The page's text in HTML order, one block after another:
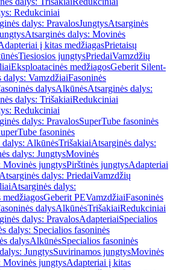
Redukciniai
dalys: PravalosJungtysAtsarginės
Atsarginės dalys: Movinės
į kitas medžiagasPrietaisų
Tiesiosios jungtysPriedaiVamzdžių
Eksploatacinės medžiagosGeberit Silent-
dalys: VamzdžiaiFasoninės
dalysAlkūnėsAtsarginės dalys:
dalys: TrišakiaiRedukciniai
Redukciniai
dalys: PravalosSuperTube fasoninės
fasoninės
dalys: AlkūnėsTrišakiaiAtsarginės dalys:
dalys: JungtysMovinės
Movinės jungtysPirštinės jungtysAdapteriai
Atsarginės dalys: PriedaiVamzdžių
Atsarginės dalys:
medžiagosGeberit PEVamzdžiaiFasoninės
dalysAlkūnėsTrišakiaiRedukciniai
dalys: PravalosAdapteriaiSpecialios
dalys: Specialios fasoninės
dalysAlkūnėsSpecialios fasoninės
JungtysSuvirinamos jungtysMovinės
Movinės jungtysAdapteriai į kitas